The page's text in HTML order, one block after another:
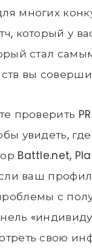
многих
который у
стал
вы
проверить
увидеть,
Battle.net,
ваш
с
свою